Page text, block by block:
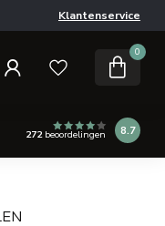
Klantenservice
0
272beoordelingen 8.7